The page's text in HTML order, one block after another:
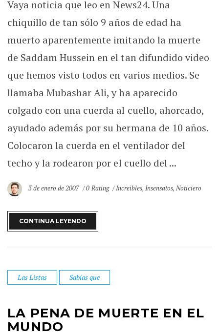
Vaya noticia que leo en News24. Una
chiquillo de tan sólo 9 años de edad ha
muerto aparentemente imitando la muerte
de Saddam Hussein en el tan difundido video
que hemos visto todos en varios medios. Se
llamaba Mubashar Ali, y ha aparecido
colgado con una cuerda al cuello, ahorcado,
ayudado además por su hermana de 10 años.
Colocaron la cuerda en el ventilador del
techo y la rodearon por el cuello del ...
3 de enero de 2007 0 Rating Increibles,Insensatos,Noticiero
CONTINUA LEYENDO
Las Listas Sabías que
LA PENA DE MUERTE EN EL
MUNDO